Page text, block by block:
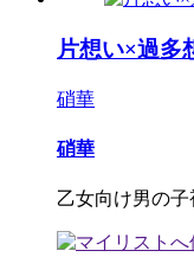
片想い×過多
硝華
硝華
乙女向け男の